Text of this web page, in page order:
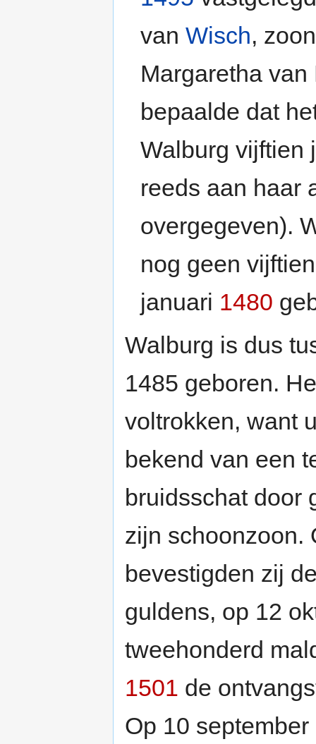
vanWisch,
Margaretha
bepaalde dat
Walburg vijftien
reeds aan haar
overgegeven).
nog geen
januari 1480
Walburg is dus
1485 geboren.
voltrokken, want
bekend van een
bruidsschat door
zijn schoonzoon.
bevestigden zij
guldens, op 12
tweehonderd
1501 de
Op 10 september